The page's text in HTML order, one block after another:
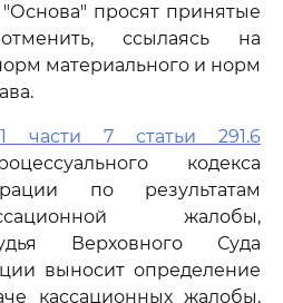
просят принятые
ссылаясь на
материального и норм
части 7 статьи 291.6
кодекса
по результатам
жалобы,
Верховного Суда
выносит определение
кассационных жалобы,